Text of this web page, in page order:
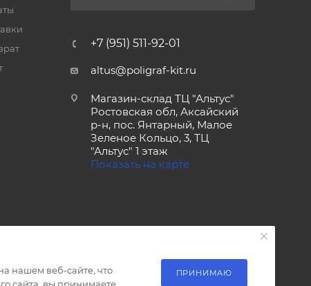
+7 (951) 511-92-01
altus@poligraf-kit.ru
Магазин-склад ТЦ "Альтус"
Ростовская обл, Аксайский
р-н, пос. Янтарный, Малое
Зеленое Кольцо, 3, ТЦ
"Альтус" 1 этаж
Показать на карте
нашем веб-сайте, что
ПРИНИМАЮ